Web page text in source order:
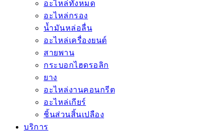
อะไหล่ทั้งหมด
อะไหล่กรอง
น้ำมันหล่อลื่น
อะไหล่เครื่องยนต์
สายพาน
กระบอกไฮดรอลิก
ยาง
อะไหล่งานคอนกรีต
อะไหล่เกียร์
ชิ้นส่วนสิ้นเปลือง
บริการ